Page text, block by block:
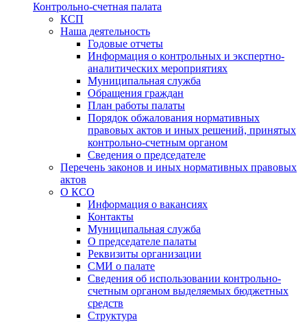
Контрольно-счетная палата
КСП
Наша деятельность
Годовые отчеты
Информация о контрольных и экспертно-
аналитических мероприятиях
Муниципальная служба
Обращения граждан
План работы палаты
Порядок обжалования нормативных
правовых актов и иных решений, принятых
контрольно-счетным органом
Сведения о председателе
Перечень законов и иных нормативных правовых
актов
О КСО
Информация о вакансиях
Контакты
Муниципальная служба
О председателе палаты
Реквизиты организации
СМИ о палате
Сведения об использовании контрольно-
счетным органом выделяемых бюджетных
средств
Структура